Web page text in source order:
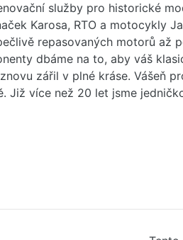
služby pro historické
Karosa, RTO a motocykly
repasovaných motorů až
dbáme na to, aby váš
zářil v plné kráse. Vášeň
Již více než 20 let jsme